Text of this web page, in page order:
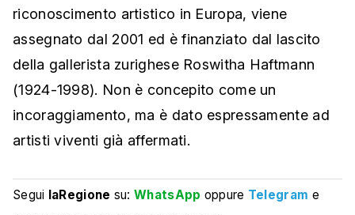
riconoscimento artistico in Europa, viene
assegnato dal 2001 ed è finanziato dal lascito
della gallerista zurighese Roswitha Haftmann
(1924-1998). Non è concepito come un
incoraggiamento, ma è dato espressamente ad
artisti viventi già affermati.
Segui laRegione su:WhatsApp oppure Telegram e